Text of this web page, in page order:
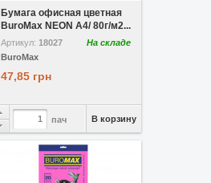
Бумага офисная цветная
BuroMax NEON A4/ 80г/м2...
Артикул: 18027
На складе
BuroMax
47,85 грн
пач В корзину